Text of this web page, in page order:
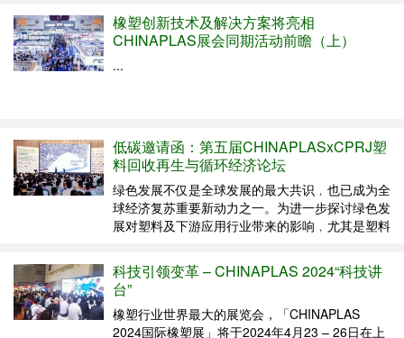
海举办，线下160多位业界代表以及线上超过
10,000位行...
橡塑创新技术及解决方案将亮相
CHINAPLAS展会同期活动前瞻（上）
...
低碳邀请函：第五届CHINAPLASxCPRJ塑
料回收再生与循环经济论坛
绿色发展不仅是全球发展的最大共识﹐也已成为全
球经济复苏重要新动力之一。为进一步探讨绿色发
展对塑料及下游应用行业带来的影响﹐尤其是塑料
展﹐全球领先国际橡塑展CHINAPLAS（2024年4
月23-26日，上海，国家会展中心）将推出重磅同
期...
科技引领变革 – CHINAPLAS 2024“科技讲
台”
橡塑行业世界最大的展览会，「CHINAPLAS
2024国际橡塑展」将于2024年4月23 – 26日在上